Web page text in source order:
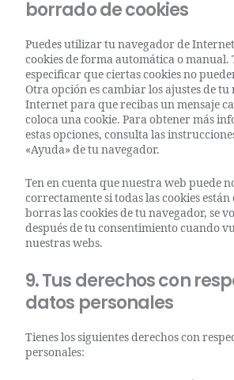
borrado de cookies
Puedes utilizar tu navegador de
cookies de forma automática o manual.
especificar que ciertas cookies no
Otra opción es cambiar los ajustes de tu
Internet para que recibas un mensaje
coloca una cookie. Para obtener más
estas opciones, consulta las
«Ayuda» de tu navegador.
Ten en cuenta que nuestra web puede
correctamente si todas las cookies están
borras las cookies de tu navegador, se
después de tu consentimiento cuando
nuestras webs.
9. Tus derechos con
datos personales
Tienes los siguientes derechos con
personales: